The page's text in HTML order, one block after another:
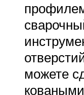
можете